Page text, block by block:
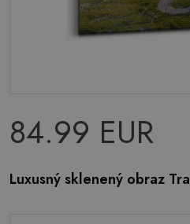
84.99 EUR
Luxusný sklenený obraz